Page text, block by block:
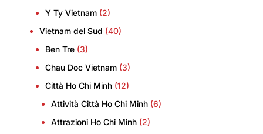
Y Ty Vietnam (2)
Vietnam del Sud (40)
Ben Tre (3)
Chau Doc Vietnam (3)
Città Ho Chi Minh (12)
Attività Città Ho Chi Minh (6)
Attrazioni Ho Chi Minh (2)